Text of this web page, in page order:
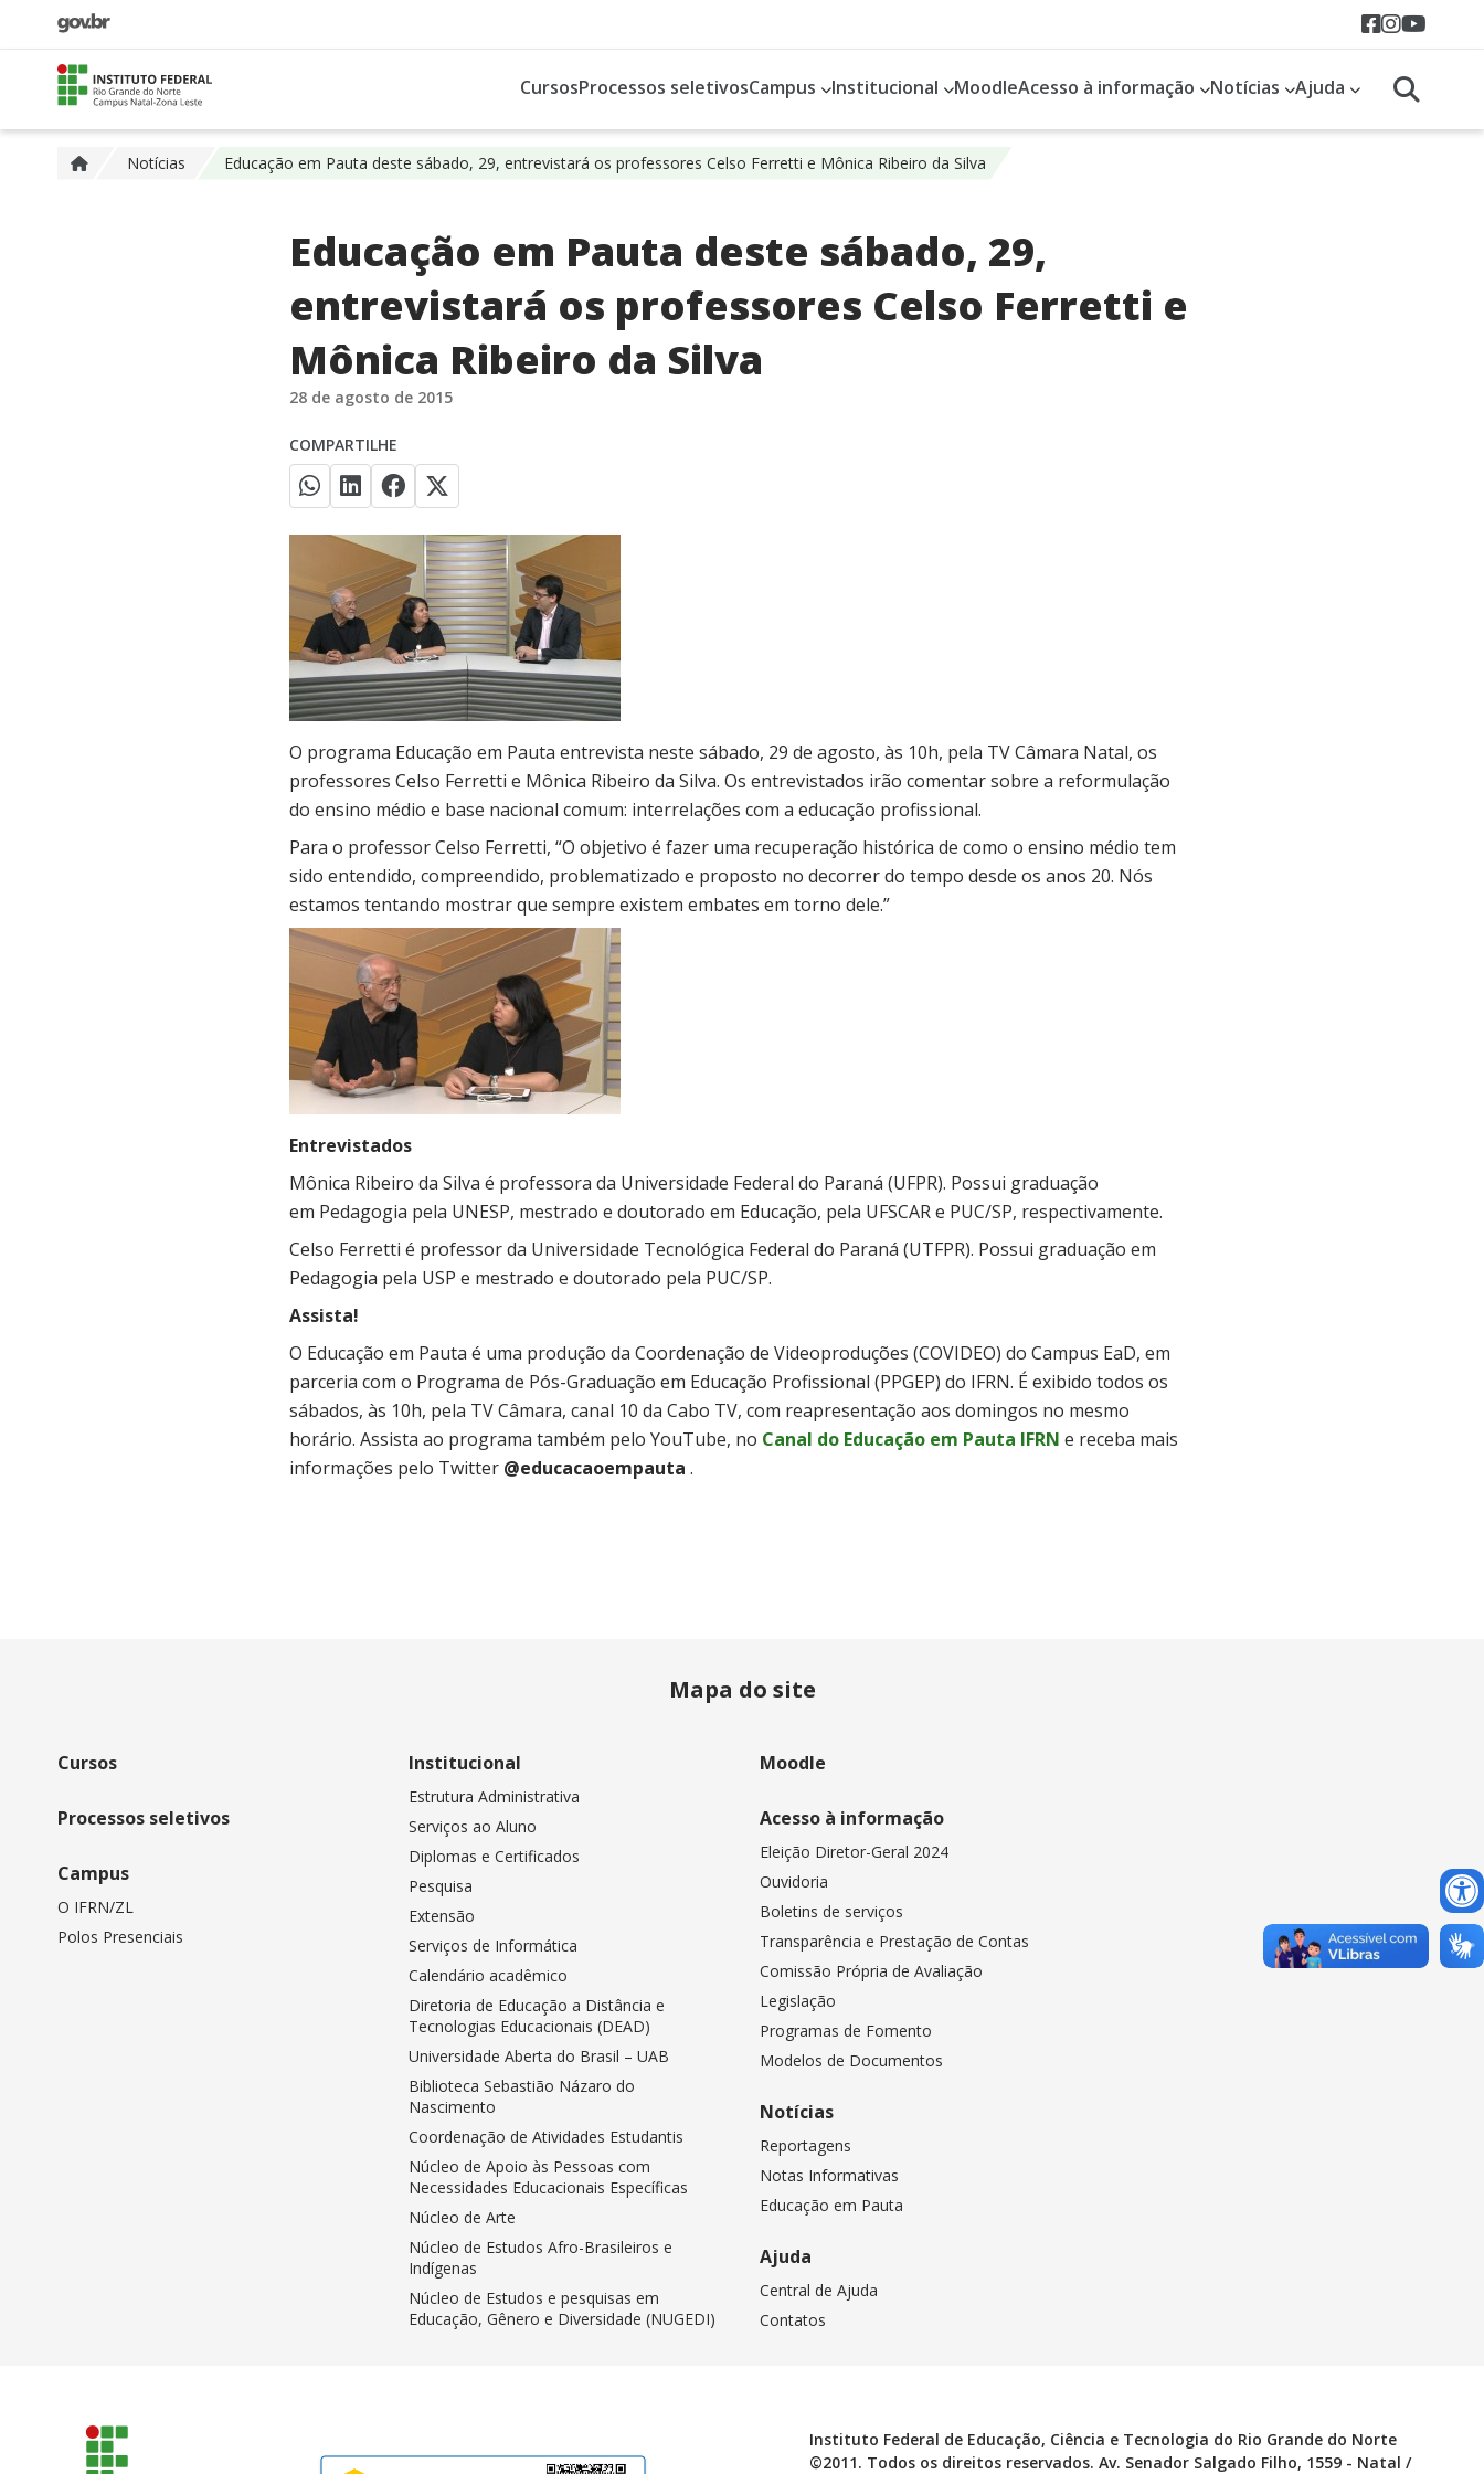
Acessar
CursosProcessos seletivosCampus Institucional MoodleAcesso à informação Notícias Ajuda
Notícias Educação em Pauta deste sábado, 29, entrevistará os professores Celso Ferretti e Mônica Ribeiro da Silva
Educação em Pauta deste sábado, 29,
entrevistará os professores Celso Ferretti e
Mônica Ribeiro da Silva
28 de agosto de 2015
COMPARTILHE
O programa Educação em Pauta entrevista neste sábado, 29 de agosto, às 10h, pela TV Câmara Natal, os
professores Celso Ferretti e Mônica Ribeiro da Silva. Os entrevistados irão comentar sobre a reformulação
do ensino médio e base nacional comum: interrelações com a educação profissional.
Para o professor Celso Ferretti, “O objetivo é fazer uma recuperação histórica de como o ensino médio tem
sido entendido, compreendido, problematizado e proposto no decorrer do tempo desde os anos 20. Nós
estamos tentando mostrar que sempre existem embates em torno dele.”
Entrevistados
Mônica Ribeiro da Silva é professora da Universidade Federal do Paraná (UFPR). Possui graduação
em Pedagogia pela UNESP, mestrado e doutorado em Educação, pela UFSCAR e PUC/SP, respectivamente.
Celso Ferretti é professor da Universidade Tecnológica Federal do Paraná (UTFPR). Possui graduação em
Pedagogia pela USP e mestrado e doutorado pela PUC/SP.
Assista!
O Educação em Pauta é uma produção da Coordenação de Videoproduções (COVIDEO) do Campus EaD, em
parceria com o Programa de Pós-Graduação em Educação Profissional (PPGEP) do IFRN. É exibido todos os
sábados, às 10h, pela TV Câmara, canal 10 da Cabo TV, com reapresentação aos domingos no mesmo
horário. Assista ao programa também pelo YouTube, no Canal do Educação em Pauta IFRN e receba mais
informações pelo Twitter @educacaoempauta .
Mapa do site
Cursos
Processos seletivos
Campus
O IFRN/ZL
Polos Presenciais
Institucional
Estrutura Administrativa
Serviços ao Aluno
Diplomas e Certificados
Pesquisa
Extensão
Serviços de Informática
Calendário acadêmico
Diretoria de Educação a Distância e
Tecnologias Educacionais (DEAD)
Universidade Aberta do Brasil – UAB
Biblioteca Sebastião Názaro do
Nascimento
Coordenação de Atividades Estudantis
Núcleo de Apoio às Pessoas com
Necessidades Educacionais Específicas
Núcleo de Arte
Núcleo de Estudos Afro-Brasileiros e
Indígenas
Núcleo de Estudos e pesquisas em
Educação, Gênero e Diversidade (NUGEDI)
Moodle
Acesso à informação
Eleição Diretor-Geral 2024
Ouvidoria
Boletins de serviços
Transparência e Prestação de Contas
Comissão Própria de Avaliação
Legislação
Programas de Fomento
Modelos de Documentos
Notícias
Reportagens
Notas Informativas
Educação em Pauta
Ajuda
Central de Ajuda
Contatos
Instituto Federal de Educação, Ciência e Tecnologia do Rio Grande do Norte
©2011. Todos os direitos reservados. Av. Senador Salgado Filho, 1559 - Natal /